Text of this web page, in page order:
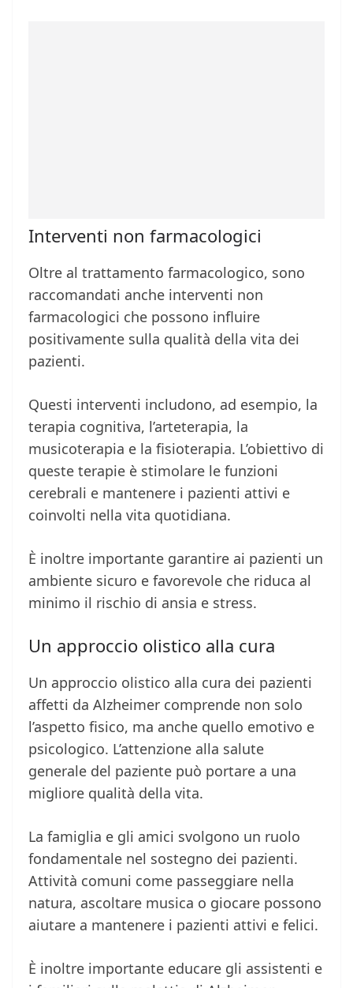
Interventi non farmacologici
Oltre al trattamento farmacologico, sono
raccomandati anche interventi non
farmacologici che possono influire
positivamente sulla qualità della vita dei
pazienti.
Questi interventi includono, ad esempio, la
terapia cognitiva, l’arteterapia, la
musicoterapia e la fisioterapia. L’obiettivo di
queste terapie è stimolare le funzioni
cerebrali e mantenere i pazienti attivi e
coinvolti nella vita quotidiana.
È inoltre importante garantire ai pazienti un
ambiente sicuro e favorevole che riduca al
minimo il rischio di ansia e stress.
Un approccio olistico alla cura
Un approccio olistico alla cura dei pazienti
affetti da Alzheimer comprende non solo
l’aspetto fisico, ma anche quello emotivo e
psicologico. L’attenzione alla salute
generale del paziente può portare a una
migliore qualità della vita.
La famiglia e gli amici svolgono un ruolo
fondamentale nel sostegno dei pazienti.
Attività comuni come passeggiare nella
natura, ascoltare musica o giocare possono
aiutare a mantenere i pazienti attivi e felici.
È inoltre importante educare gli assistenti e